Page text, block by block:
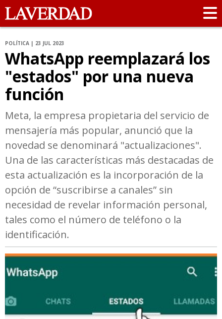
POLÍTICA | 23 JUL 2023
WhatsApp reemplazará los
"estados" por una nueva
función
Meta, la empresa propietaria del servicio de
mensajería más popular, anunció que la
novedad se denominará "actualizaciones".
Una de las características más destacadas de
esta actualización es la incorporación de la
opción de “suscribirse a canales” sin
necesidad de revelar información personal,
tales como el número de teléfono o la
identificación.